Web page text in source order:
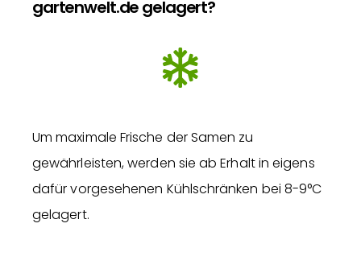
gartenwelt.de gelagert?
Um maximale Frische der Samen zu
gewährleisten, werden sie ab Erhalt in eigens
dafür vorgesehenen Kühlschränken bei 8-9°C
gelagert.